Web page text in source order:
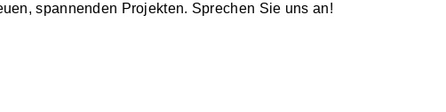
spannenden Projekten. Sprechen Sie uns an!